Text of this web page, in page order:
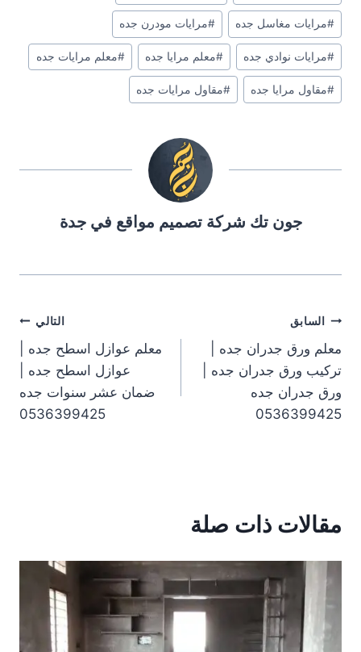
#مرايات مغاسل جده #مرايات مودرن جده
#مرايات نوادي جده #معلم مرايا جده #معلم مرايات جده
#مقاول مرايا جده #مقاول مرايات جده
جون تك شركة تصميم مواقع في جدة
تصفّح
المقالات
السابق
معلم ورق جدران جده |
تركيب ورق جدران جده |
ورق جدران جده
0536399425
التالي
معلم عوازل اسطح جده |
عوازل اسطح جده |
ضمان عشر سنوات جده
0536399425
مقالات ذات صلة